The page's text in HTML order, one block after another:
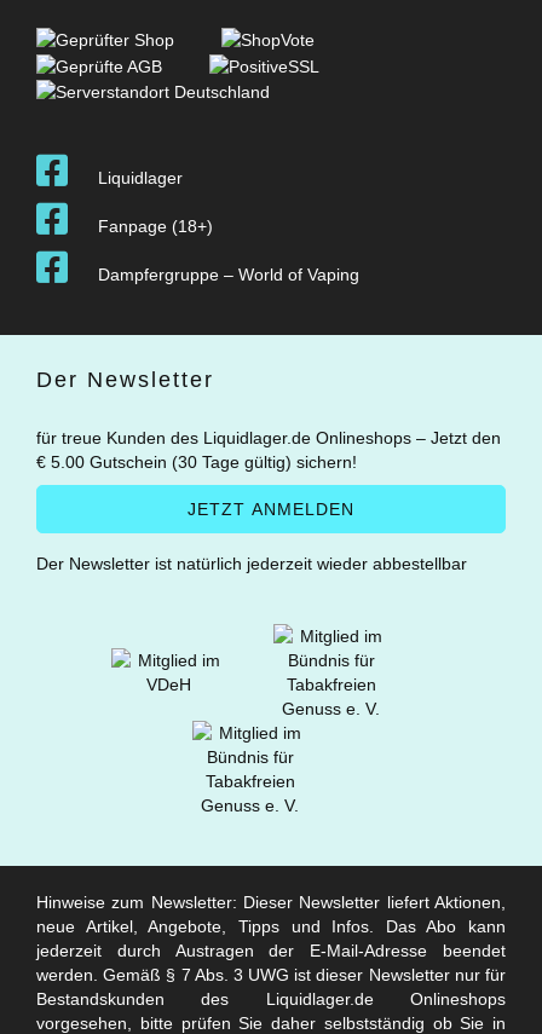
Liquidlager
Fanpage (18+)
Dampfergruppe – World of Vaping
Der Newsletter
für treue Kunden des Liquidlager.de Onlineshops – Jetzt den
€ 5.00 Gutschein (30 Tage gültig) sichern!
Der Newsletter ist natürlich jederzeit wieder abbestellbar
Hinweise zum Newsletter: Dieser Newsletter liefert Aktionen,
neue Artikel, Angebote, Tipps und Infos. Das Abo kann
jederzeit durch Austragen der E-Mail-Adresse beendet
werden. Gemäß § 7 Abs. 3 UWG ist dieser Newsletter nur für
Bestandskunden des Liquidlager.de Onlineshops
vorgesehen, bitte prüfen Sie daher selbstständig ob Sie in